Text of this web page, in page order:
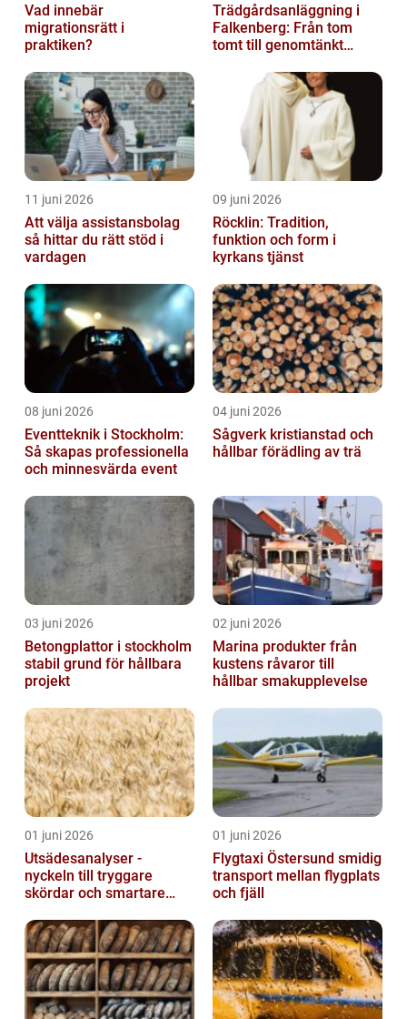
Vad innebär
migrationsrätt i
praktiken?
Trädgårdsanläggning i
Falkenberg: Från tom
tomt till genomtänkt
11 juni 2026
Att välja assistansbolag
så hittar du rätt stöd i
vardagen
09 juni 2026
Röcklin: Tradition,
funktion och form i
kyrkans tjänst
08 juni 2026
Eventteknik i Stockholm:
Så skapas professionella
och minnesvärda event
04 juni 2026
Sågverk kristianstad och
hållbar förädling av trä
03 juni 2026
Betongplattor i stockholm
stabil grund för hållbara
projekt
02 juni 2026
Marina produkter från
kustens råvaror till
hållbar smakupplevelse
01 juni 2026
Utsädesanalyser -
nyckeln till tryggare
skördar och smartare
01 juni 2026
Flygtaxi Östersund smidig
transport mellan flygplats
och fjäll